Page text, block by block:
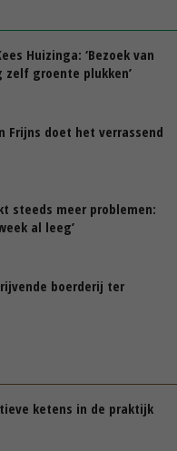
Huizinga: ‘Bezoek van
zelf groente plukken’
Frijns doet het verrassend
steeds meer problemen:
al leeg’
boerderij ter
ketens in de praktijk